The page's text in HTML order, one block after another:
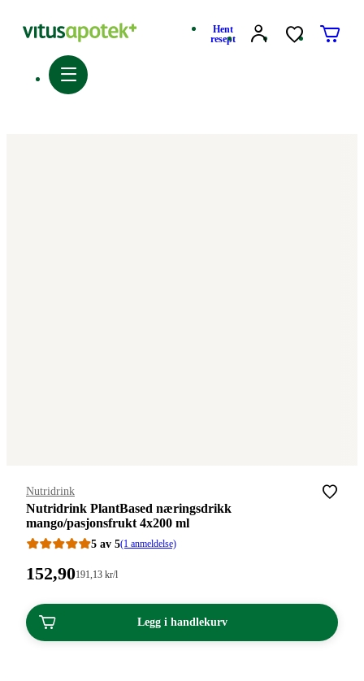
Hent
resept
Merke:
Nutridrink
Nutridrink PlantBased næringsdrikk
mango/pasjonsfrukt 4x200 ml
5 av 5(1 anmeldelse)
Pris:
kroner.
152,90Stykkpris:
kroner.
191 ,13 kr/l
Legg i handlekurv